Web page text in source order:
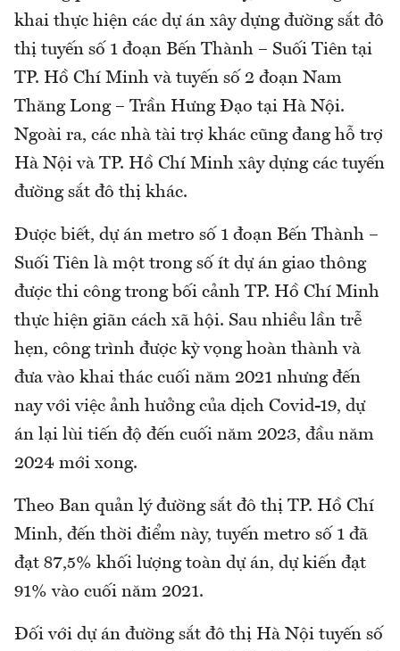
khai thực hiện các dự án xây dựng đường sắt đô
thị tuyến số 1 đoạn Bến Thành – Suối Tiên tại
TP. Hồ Chí Minh và tuyến số 2 đoạn Nam
Thăng Long – Trần Hưng Đạo tại Hà Nội.
Ngoài ra, các nhà tài trợ khác cũng đang hỗ trợ
Hà Nội và TP. Hồ Chí Minh xây dựng các tuyến
đường sắt đô thị khác.
Được biết, dự án metro số 1 đoạn Bến Thành –
Suối Tiên là một trong số ít dự án giao thông
được thi công trong bối cảnh TP. Hồ Chí Minh
thực hiện giãn cách xã hội. Sau nhiều lần trễ
hẹn, công trình được kỳ vọng hoàn thành và
đưa vào khai thác cuối năm 2021 nhưng đến
nay với việc ảnh hưởng của dịch Covid-19, dự
án lại lùi tiến độ đến cuối năm 2023, đầu năm
2024 mới xong.
Theo Ban quản lý đường sắt đô thị TP. Hồ Chí
Minh, đến thời điểm này, tuyến metro số 1 đã
đạt 87,5% khối lượng toàn dự án, dự kiến đạt
91% vào cuối năm 2021.
Đối với dự án đường sắt đô thị Hà Nội tuyến số